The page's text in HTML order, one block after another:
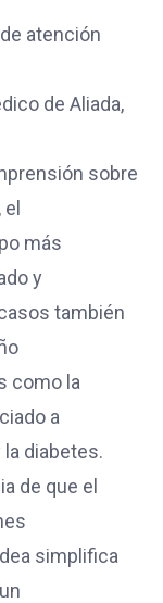
atención
de Aliada,
sobre
el
más
y
también
como la
a
diabetes.
de que el
simplifica